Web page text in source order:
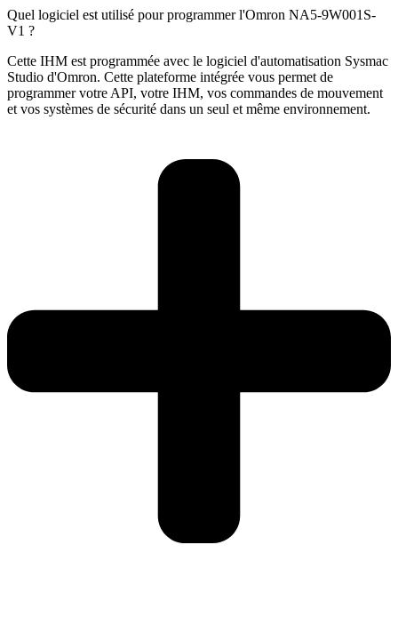
Quel logiciel est utilisé pour programmer l'Omron NA5-9W001S-
V1 ?
Cette IHM est programmée avec le logiciel d'automatisation Sysmac
Studio d'Omron. Cette plateforme intégrée vous permet de
programmer votre API, votre IHM, vos commandes de mouvement
et vos systèmes de sécurité dans un seul et même environnement.